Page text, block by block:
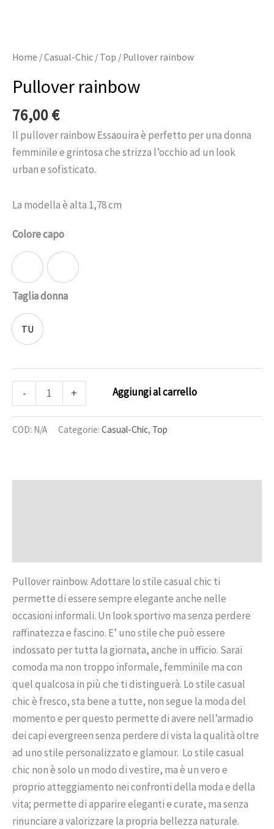
Home /Casual-Chic / Top / Pullover rainbow
Pullover rainbow
76,00€
Il pullover rainbow Essaouira è perfetto per una donna
femminile e grintosa che strizza l’occhio ad un look
urban e sofisticato.
La modella è alta 1,78 cm
Colore capo
Fucsia bluRosa celeste
Taglia donna
TU
One size
- + Aggiungi al carrello
COD: N/A Categorie: Casual-Chic, Top
Pullover rainbow. Adottare lo stile casual chic ti
permette di essere sempre elegante anche nelle
occasioni informali. Un look sportivo ma senza perdere
raffinatezza e fascino. E’ uno stile che può essere
indossato per tutta la giornata, anche in ufficio. Sarai
comoda ma non troppo informale, femminile ma con
quel qualcosa in più che ti distinguerà. Lo stile casual
chic è fresco, sta bene a tutte, non segue la moda del
momento e per questo permette di avere nell’armadio
dei capi evergreen senza perdere di vista la qualità oltre
ad uno stile personalizzato e glamour. Lo stile casual
chic non è solo un modo di vestire, ma è un vero e
proprio atteggiamento nei confronti della moda e della
vita; permette di apparire eleganti e curate, ma senza
rinunciare a valorizzare la propria bellezza naturale.